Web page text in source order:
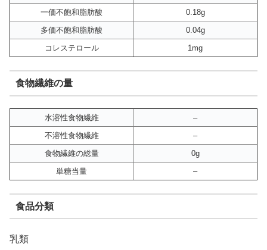
一価不飽和脂肪酸
0.18g
多価不飽和脂肪酸
0.04g
コレステロール
1mg
食物繊維の量
水溶性食物繊維
–
不溶性食物繊維
–
食物繊維の総量
0g
単糖当量
–
食品分類
乳類